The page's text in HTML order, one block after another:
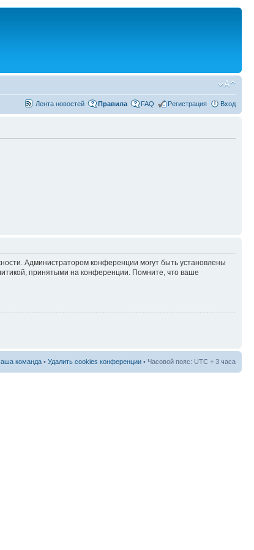
Лента новостей Правила FAQ Регистрация Вход
Администратором конференции могут быть установлены
принятыми на конференции. Помните, что ваше
команда • Удалить cookies конференции • Часовой пояс: UTC + 3 часа